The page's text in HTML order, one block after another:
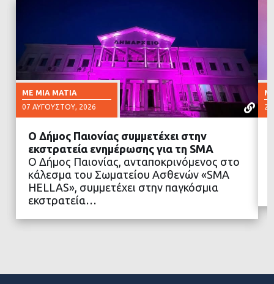
ΜΕ ΜΙΑ ΜΑΤΙΆ
07 ΑΥΓΟΎΣΤΟΥ, 2026
ΔΙΑΒΑΣΤΕ ΠΕΡΙΣΣΟΤΕΡΑ
Ο Δήμος Παιονίας συμμετέχει στην
εκστρατεία ενημέρωσης για τη SMA
Ο Δήμος Παιονίας, ανταποκρινόμενος στο
κάλεσμα του Σωματείου Ασθενών «SMA
HELLAS», συμμετέχει στην παγκόσμια
εκστρατεία…